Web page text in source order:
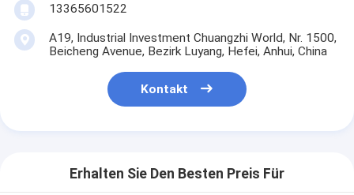
13365601522
A19, Industrial Investment Chuangzhi World, Nr. 1500,
Beicheng Avenue, Bezirk Luyang, Hefei, Anhui, China
Kontakt
Erhalten Sie Den Besten Preis Für